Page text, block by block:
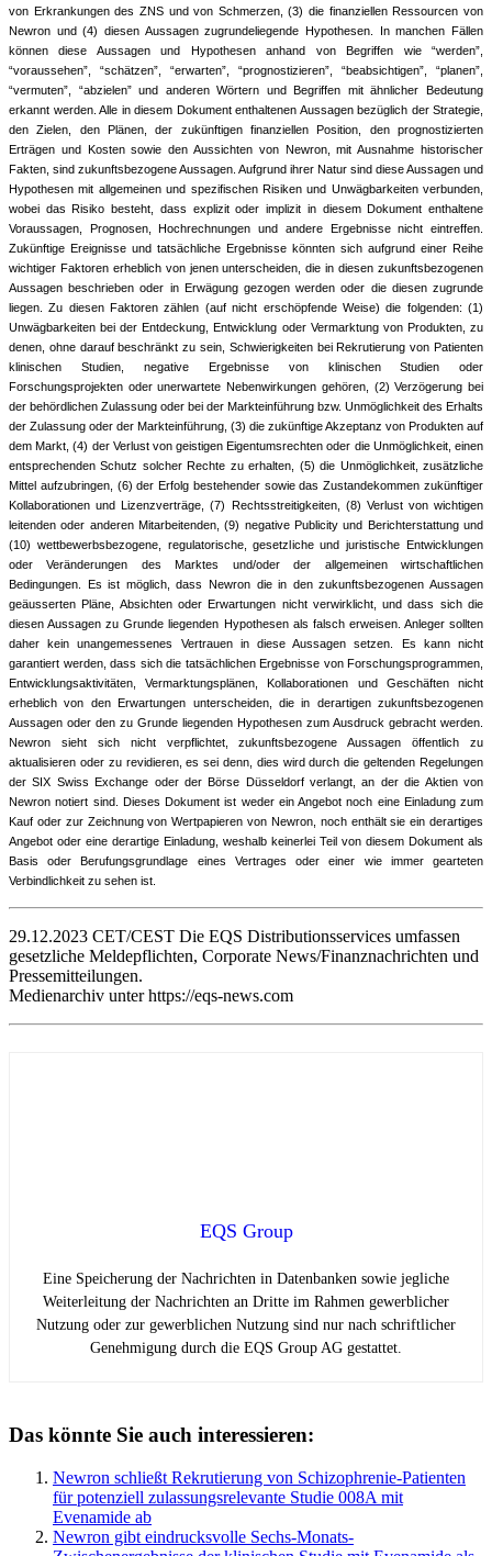
von Erkrankungen des ZNS und von Schmerzen, (3) die finanziellen Ressourcen von
Newron und (4) diesen Aussagen zugrundeliegende Hypothesen. In manchen Fällen
können diese Aussagen und Hypothesen anhand von Begriffen wie “werden”,
“voraussehen”, “schätzen”, “erwarten”, “prognostizieren”, “beabsichtigen”, “planen”,
“vermuten”, “abzielen” und anderen Wörtern und Begriffen mit ähnlicher Bedeutung
erkannt werden. Alle in diesem Dokument enthaltenen Aussagen bezüglich der Strategie,
den Zielen, den Plänen, der zukünftigen finanziellen Position, den prognostizierten
Erträgen und Kosten sowie den Aussichten von Newron, mit Ausnahme historischer
Fakten, sind zukunftsbezogene Aussagen. Aufgrund ihrer Natur sind diese Aussagen und
Hypothesen mit allgemeinen und spezifischen Risiken und Unwägbarkeiten verbunden,
wobei das Risiko besteht, dass explizit oder implizit in diesem Dokument enthaltene
Voraussagen, Prognosen, Hochrechnungen und andere Ergebnisse nicht eintreffen.
Zukünftige Ereignisse und tatsächliche Ergebnisse könnten sich aufgrund einer Reihe
wichtiger Faktoren erheblich von jenen unterscheiden, die in diesen zukunftsbezogenen
Aussagen beschrieben oder in Erwägung gezogen werden oder die diesen zugrunde
liegen. Zu diesen Faktoren zählen (auf nicht erschöpfende Weise) die folgenden: (1)
Unwägbarkeiten bei der Entdeckung, Entwicklung oder Vermarktung von Produkten, zu
denen, ohne darauf beschränkt zu sein, Schwierigkeiten bei Rekrutierung von Patienten
klinischen Studien,
negative Ergebnisse von klinischen Studien oder
Forschungsprojekten oder unerwartete Nebenwirkungen gehören, (2) Verzögerung bei
der behördlichen Zulassung oder bei der Markteinführung bzw. Unmöglichkeit des Erhalts
der Zulassung oder der Markteinführung, (3) die zukünftige Akzeptanz von Produkten auf
dem Markt, (4) der Verlust von geistigen Eigentumsrechten oder die Unmöglichkeit, einen
entsprechenden Schutz solcher Rechte zu erhalten, (5) die Unmöglichkeit, zusätzliche
Mittel aufzubringen, (6) der Erfolg bestehender sowie das Zustandekommen zukünftiger
Kollaborationen und Lizenzverträge, (7) Rechtsstreitigkeiten, (8) Verlust von wichtigen
leitenden oder anderen Mitarbeitenden, (9) negative Publicity und Berichterstattung und
(10) wettbewerbsbezogene, regulatorische, gesetzliche und juristische Entwicklungen
oder Veränderungen des Marktes und/oder der allgemeinen wirtschaftlichen
Bedingungen. Es ist möglich, dass Newron die in den zukunftsbezogenen Aussagen
geäusserten Pläne, Absichten oder Erwartungen nicht verwirklicht, und dass sich die
diesen Aussagen zu Grunde liegenden Hypothesen als falsch erweisen. Anleger sollten
daher kein unangemessenes Vertrauen in diese Aussagen setzen. Es kann nicht
garantiert werden, dass sich die tatsächlichen Ergebnisse von Forschungsprogrammen,
Entwicklungsaktivitäten, Vermarktungsplänen, Kollaborationen und Geschäften nicht
erheblich von den Erwartungen unterscheiden, die in derartigen zukunftsbezogenen
Aussagen oder den zu Grunde liegenden Hypothesen zum Ausdruck gebracht werden.
Newron sieht sich nicht verpflichtet, zukunftsbezogene Aussagen öffentlich zu
aktualisieren oder zu revidieren, es sei denn, dies wird durch die geltenden Regelungen
der SIX Swiss Exchange oder der Börse Düsseldorf verlangt, an der die Aktien von
Newron notiert sind. Dieses Dokument ist weder ein Angebot noch eine Einladung zum
Kauf oder zur Zeichnung von Wertpapieren von Newron, noch enthält sie ein derartiges
Angebot oder eine derartige Einladung, weshalb keinerlei Teil von diesem Dokument als
Basis oder Berufungsgrundlage eines Vertrages oder einer wie immer gearteten
Verbindlichkeit zu sehen ist.
29.12.2023 CET/CEST Die EQS Distributionsservices umfassen
gesetzliche Meldepflichten, Corporate News/Finanznachrichten und
Pressemitteilungen.
Medienarchiv unter https://eqs-news.com
EQS Group
Eine Speicherung der Nachrichten in Datenbanken sowie jegliche
Weiterleitung der Nachrichten an Dritte im Rahmen gewerblicher
Nutzung oder zur gewerblichen Nutzung sind nur nach schriftlicher
Genehmigung durch die EQS Group AG gestattet.
Das könnte Sie auch interessieren:
Newron schließt Rekrutierung von Schizophrenie-Patienten
für potenziell zulassungsrelevante Studie 008A mit
Evenamide ab
Newron gibt eindrucksvolle Sechs-Monats-